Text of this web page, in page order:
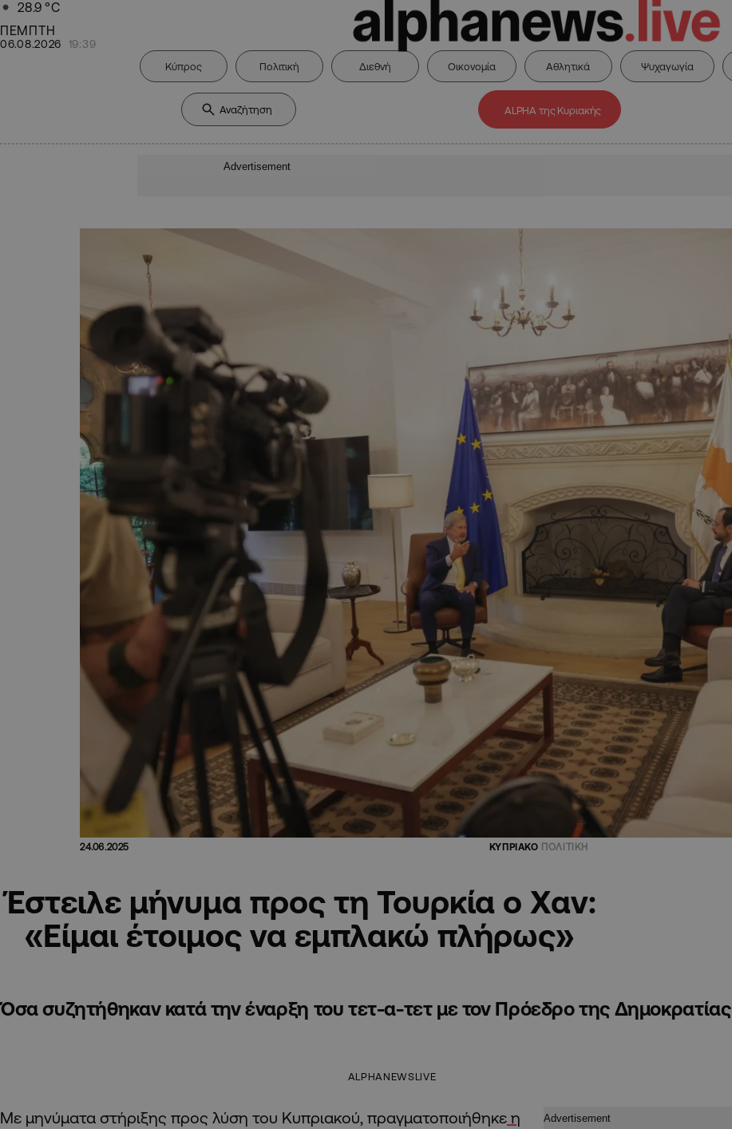
28.9 °C
ΠΕΜΠΤΗ
06.08.2026 19:39
Κύπρος Πολιτική Διεθνή Οικονομία Αθλητικά Ψυχαγωγία
ALPHA της Κυριακής
Advertisement
24.06.2025 ΚΥΠΡΙΑΚΟ ΠΟΛΙΤΙΚΗ
Έστειλε μήνυμα προς τη Τουρκία ο Χαν:
«Είμαι έτοιμος να εμπλακώ πλήρως»
Όσα συζητήθηκαν κατά την έναρξη του τετ-α-τετ με τον Πρόεδρο της Δημοκρατίας
ALPHANEWSLIVE
Με μηνύματα στήριξης προς λύση του Κυπριακού, πραγματοποιήθηκε η